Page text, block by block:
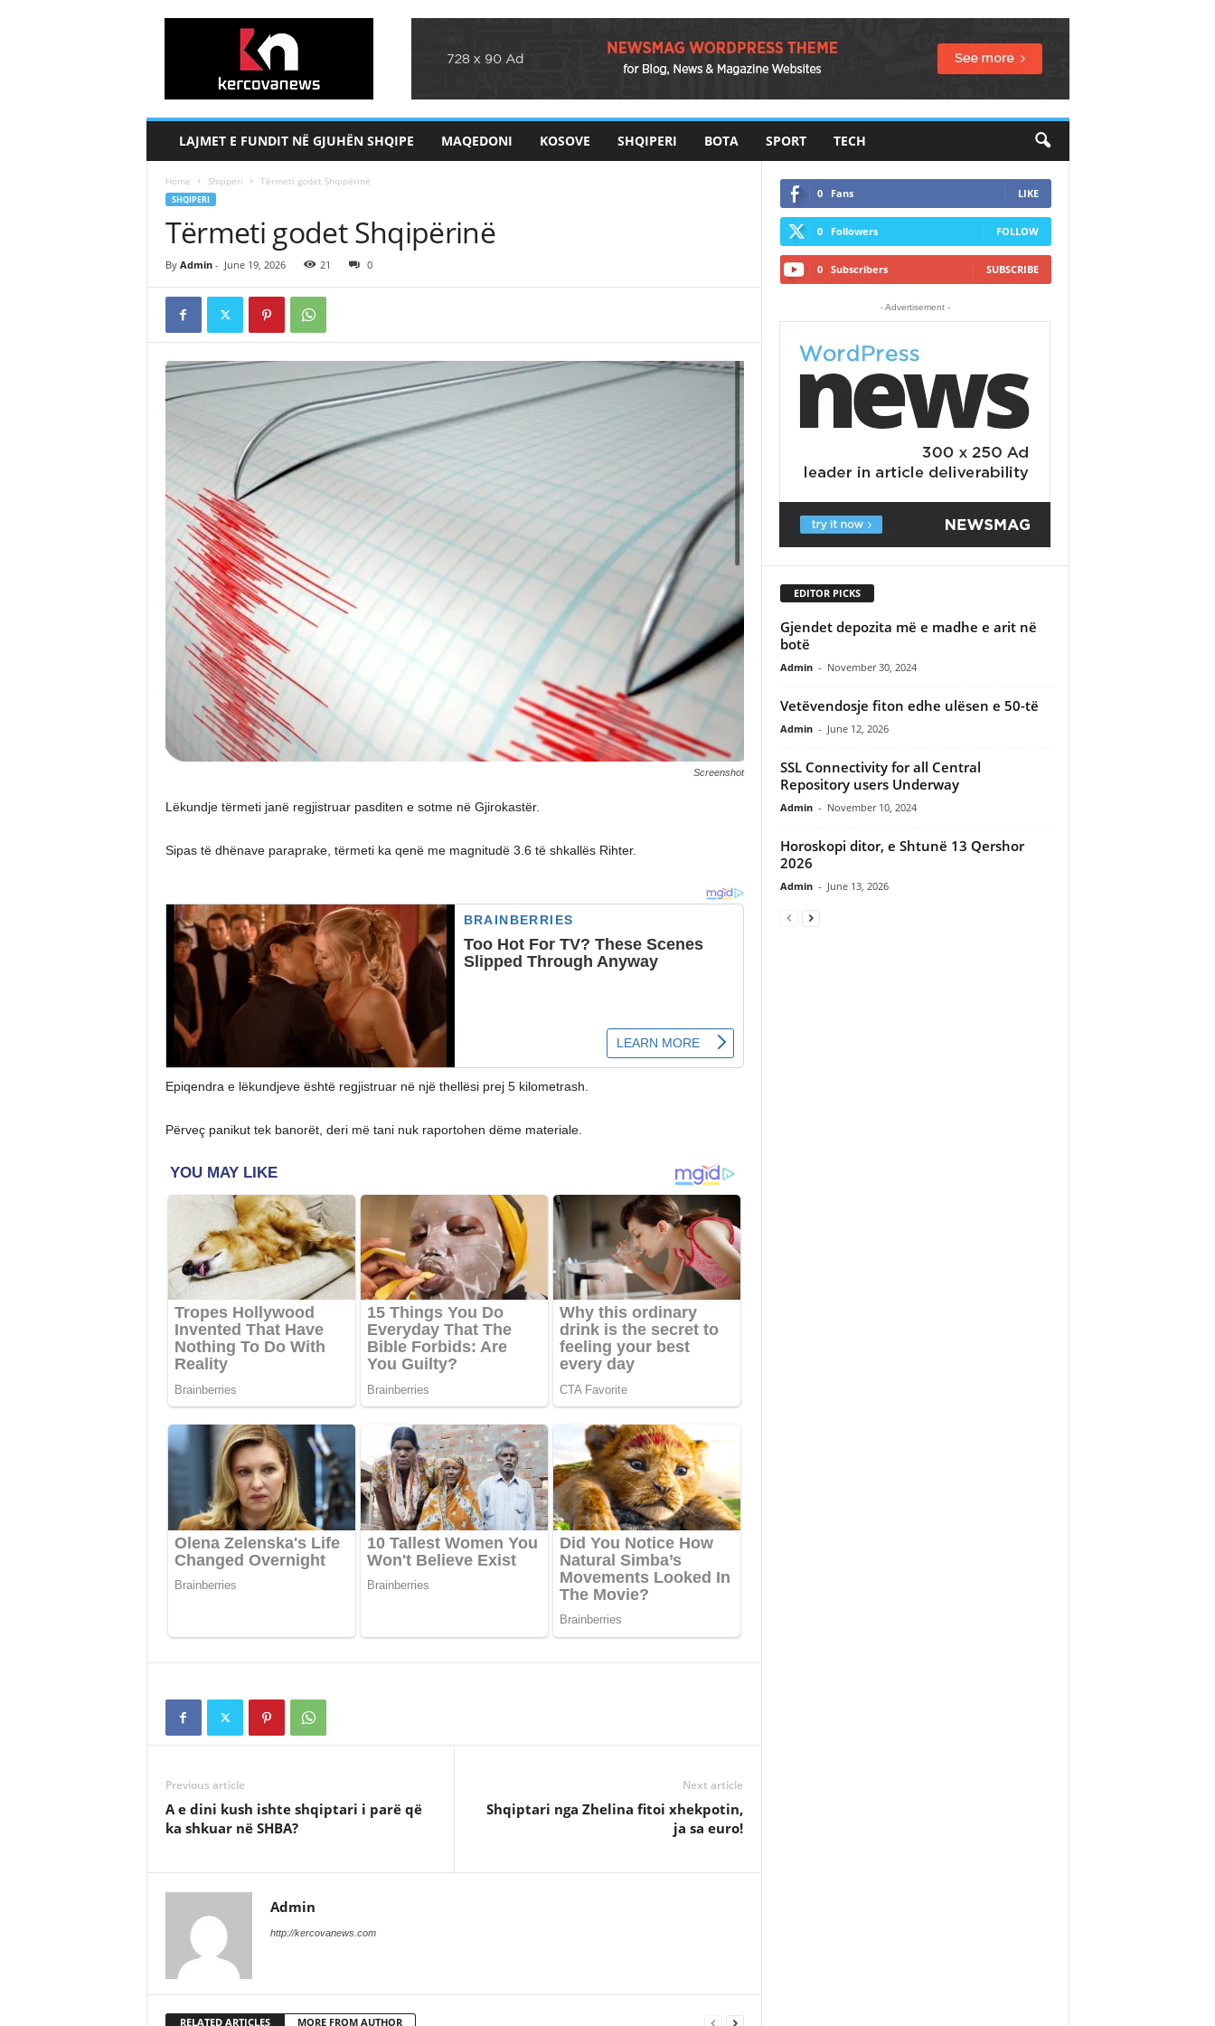
LAJMET E FUNDIT NË GJUHËN SHQIPE MAQEDONI KOSOVE SHQIPERI BOTA SPORT TECH
Home Shqiperi Tërmeti godet Shqipërinë
SHQIPERI
Tërmeti godet Shqipërinë
By Admin- June 19, 2026 21 0
Screenshot
Lëkundje tërmeti janë regjistruar pasditen e sotme në Gjirokastër.
Sipas të dhënave paraprake, tërmeti ka qenë me magnitudë 3.6 të shkallës Rihter.
Epiqendra e lëkundjeve është regjistruar në një thellësi prej 5 kilometrash.
Përveç panikut tek banorët, deri më tani nuk raportohen dëme materiale.
Previous article
A e dini kush ishte shqiptari i parë që
ka shkuar në SHBA?
Next article
Shqiptari nga Zhelina fitoi xhekpotin,
ja sa euro!
Admin
http://kercovanews.com
RELATED ARTICLES MORE FROM AUTHOR
0 Fans LIKE
0 Followers FOLLOW
0 Subscribers SUBSCRIBE
- Advertisement -
EDITOR PICKS
Gjendet depozita më e madhe e arit në
botë
Admin - November 30, 2024
Vetëvendosje fiton edhe ulësen e 50-të
Admin - June 12, 2026
SSL Connectivity for all Central
Repository users Underway
Admin - November 10, 2024
Horoskopi ditor, e Shtunë 13 Qershor
2026
Admin - June 13, 2026